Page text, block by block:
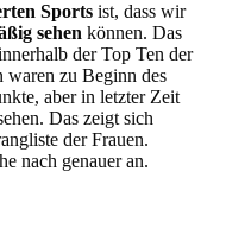
Sports ist, dass wir
sehen können. Das
der Top Ten der
waren zu Beginn des
aber in letzter Zeit
Das zeigt sich
der Frauen.
nach genauer an.